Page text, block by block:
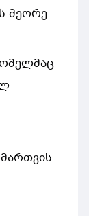
მეორე